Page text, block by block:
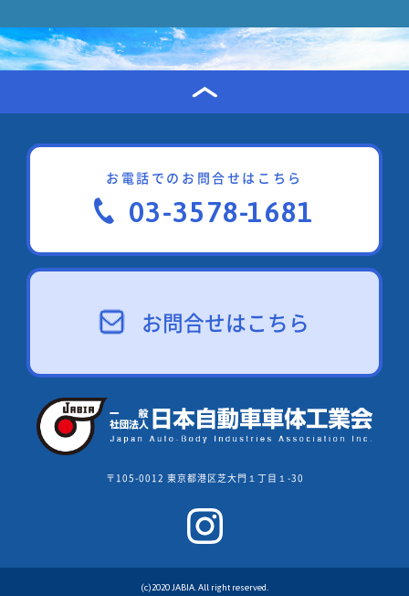
お電話でのお問合せはこちら
03-3578-1681
お問合せはこちら
〒105-0012 東京都港区芝大門１丁目１-30
(c)2020 JABIA. All right reserved.